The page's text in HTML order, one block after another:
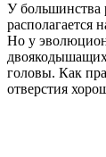
У большинства
располагается
Но у
головы. Как
отверстия